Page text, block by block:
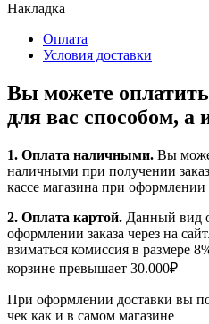
Накладка
Оплата
Условия доставки
Вы можете
для вас способом, а
1. Оплата наличными. Вы
наличными при получении
кассе магазина при оформлении
2. Оплата картой. Данный вид
оформлении заказа через на
взиматься комиссия в размере
корзине превышает 30.000₽
При оформлении доставки вы
чек как и в самом магазине